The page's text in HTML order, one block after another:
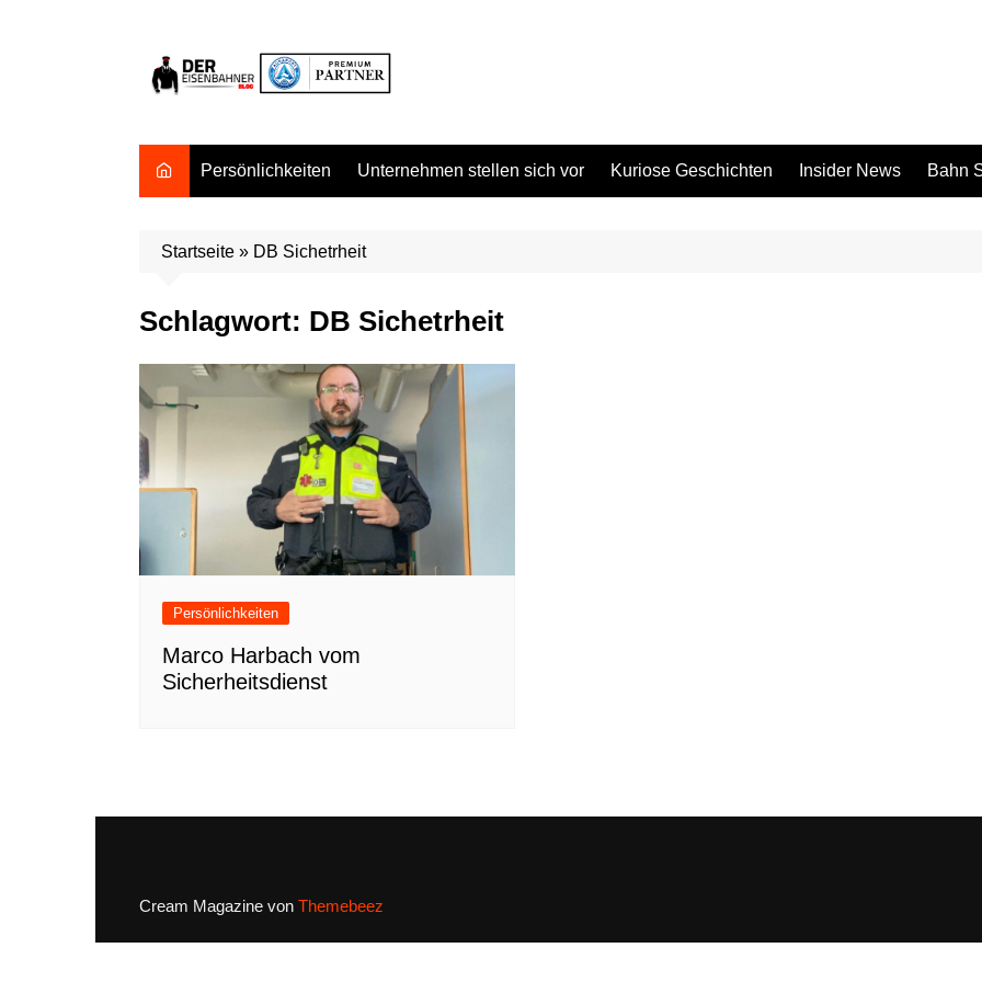
Persönlichkeiten Unternehmen stellen sich vor Kuriose Geschichten Insider News Bahn
Startseite » DB Sichetrheit
Schlagwort: DB Sichetrheit
Persönlichkeiten
Marco Harbach vom
Sicherheitsdienst
Cream Magazine von Themebeez